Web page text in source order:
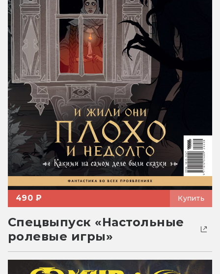
490 ₽ Купить
Спецвыпуск «Настольные
ролевые игры»